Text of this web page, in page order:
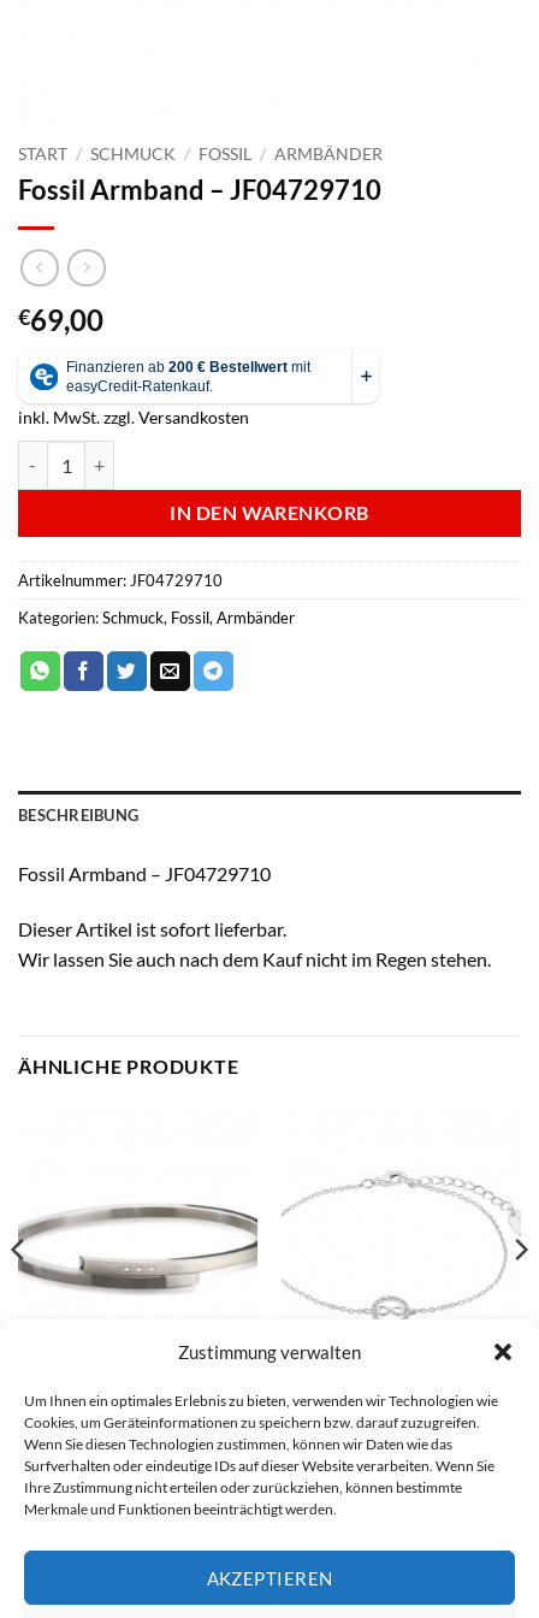
Zustimmung verwalten
Um Ihnen ein optimales Erlebnis zu bieten, verwenden wir Technologien wie
Cookies, um Geräteinformationen zu speichern bzw. darauf zuzugreifen.
Wenn Sie diesen Technologien zustimmen, können wir Daten wie das
Surfverhalten oder eindeutige IDs auf dieser Website verarbeiten. Wenn Sie
Ihre Zustimmung nicht erteilen oder zurückziehen, können bestimmte
Merkmale und Funktionen beeinträchtigt werden.
AKZEPTIEREN
START / SCHMUCK / FOSSIL / ARMBÄNDER
Fossil Armband – JF04729710
€69,00
inkl. MwSt.zzgl.Versandkosten
IN DEN WARENKORB
Artikelnummer:JF04729710
Kategorien:Schmuck, Fossil,Armbänder
BESCHREIBUNG
Fossil Armband – JF04729710
Dieser Artikel ist sofort lieferbar.
Wir lassen Sie auch nach dem Kauf nicht im Regen stehen.
ÄHNLICHE PRODUKTE
Boccia Armreif – 03041-02
€169,00
s.Oliver Armband – 2032571
€ 59,99
Transfer
Alle Preise inkl. der gesetzlichen MwSt.
Die durchgestrichenen Preise entsprechen dem bisherigen Preis in